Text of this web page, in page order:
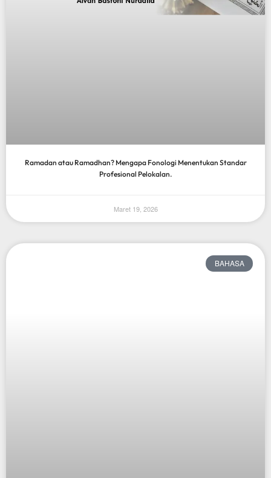
Ramadan atau Ramadhan? Mengapa Fonologi Menentukan Standar
Profesional Pelokalan.
Maret 19, 2026
BAHASA